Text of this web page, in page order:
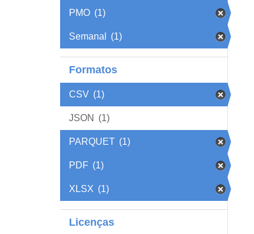
PMO (1)
Semanal (1)
Formatos
CSV (1)
JSON (1)
PARQUET (1)
PDF (1)
XLSX (1)
Licenças